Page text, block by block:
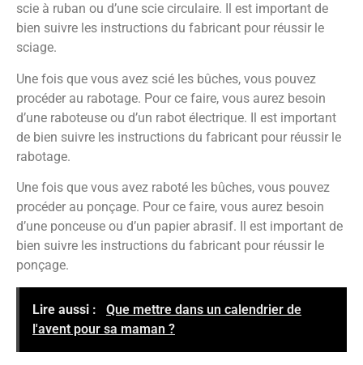
scie à ruban ou d’une scie circulaire. Il est important de
bien suivre les instructions du fabricant pour réussir le
sciage.
Une fois que vous avez scié les bûches, vous pouvez
procéder au rabotage. Pour ce faire, vous aurez besoin
d’une raboteuse ou d’un rabot électrique. Il est important
de bien suivre les instructions du fabricant pour réussir le
rabotage.
Une fois que vous avez raboté les bûches, vous pouvez
procéder au ponçage. Pour ce faire, vous aurez besoin
d’une ponceuse ou d’un papier abrasif. Il est important de
bien suivre les instructions du fabricant pour réussir le
ponçage.
Lire aussi :
Que mettre dans un calendrier de
l'avent pour sa maman ?